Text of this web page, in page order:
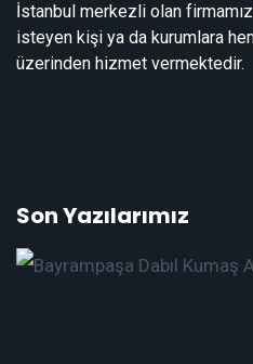
İstanbul merkezli olan
isteyen kişi ya da kurumlara
üzerinden hizmet vermektedir.
Son Yazılarımız